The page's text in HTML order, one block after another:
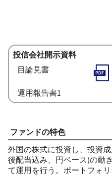
投信会社開示資料
目論見書
運用報告書1
ファンドの特色
外国の株式に投資し、投資
後配当込み、円ベース)の動
て運用を行う。ポートフォ